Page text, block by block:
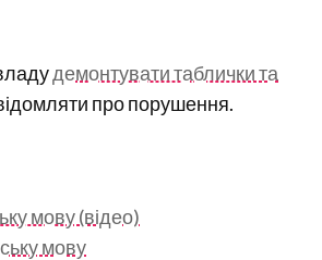
демонтувати таблички та
про порушення.
мову (відео)
мову